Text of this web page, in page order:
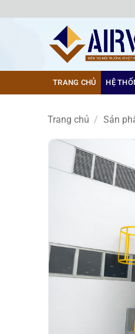
qua
TRANG CHỦ HỆ
Trang chủ / Sản